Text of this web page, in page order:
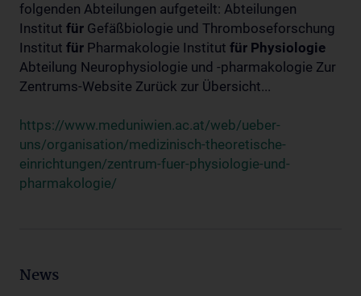
folgenden Abteilungen aufgeteilt: Abteilungen
Institut für Gefäßbiologie und Thromboseforschung
Institut für Pharmakologie Institut für Physiologie
Abteilung Neurophysiologie und -pharmakologie Zur
Zentrums-Website Zurück zur Übersicht...
https://www.meduniwien.ac.at/web/ueber-
uns/organisation/medizinisch-theoretische-
einrichtungen/zentrum-fuer-physiologie-und-
pharmakologie/
News